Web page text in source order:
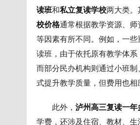
读班和私立复读学校两大类。
校价格通常根据教学资源、师
等因素有所不同。例如，一些
读班，由于依托原有教学体系
而部分民办机构则通过小班
式提升教学质量，但费用也相
此外， 泸州高三复读一年
学费，还涉及住宿、教材、生